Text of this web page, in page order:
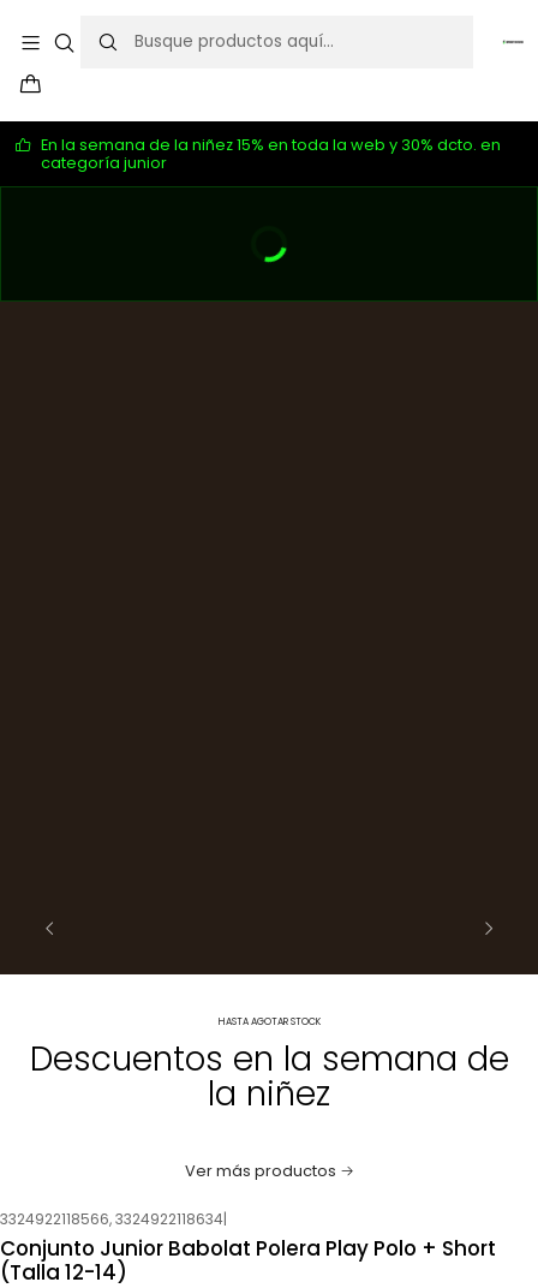
En la semana de la niñez 15% en toda la web y 30% dcto. en
categoría junior
HASTA AGOTAR STOCK
Descuentos en la semana de
la niñez
Ver más productos
-30%OFF
Nuevo
3324922118566, 3324922118634|
Conjunto Junior Babolat Polera Play Polo + Short
(Talla 12-14)